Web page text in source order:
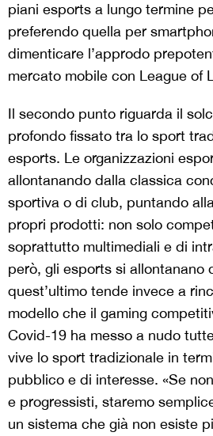
piani esports a lungo termine
preferendo quella per
dimenticare l’approdo
mercato mobile con League of
Il secondo punto riguarda il
profondo fissato tra lo sport
esports. Le organizzazioni
allontanando dalla classica
sportiva o di club, puntando
propri prodotti: non solo
soprattutto multimediali e di
però, gli esports si allontanano
quest’ultimo tende invece a
modello che il gaming
Covid-19 ha messo a nudo
vive lo sport tradizionale in
pubblico e di interesse. «Se
e progressisti, staremo
un sistema che già non esiste